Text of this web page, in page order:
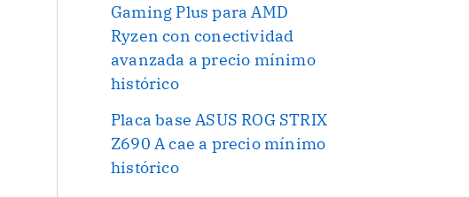
Gaming Plus para AMD
Ryzen con conectividad
avanzada a precio mínimo
histórico
Placa base ASUS ROG STRIX
Z690 A cae a precio mínimo
histórico